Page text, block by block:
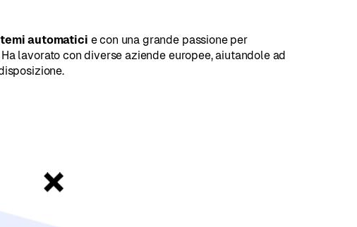
automatici e con una grande passione per
Ha lavorato con diverse aziende europee, aiutandole ad